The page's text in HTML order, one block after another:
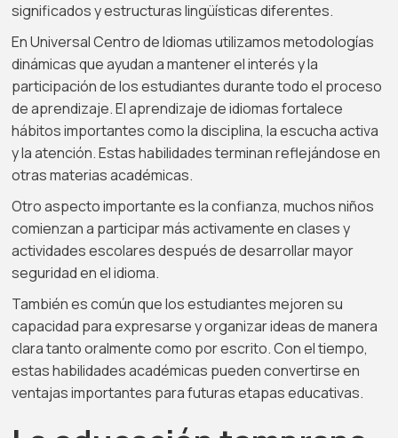
significados y estructuras lingüísticas diferentes.
En Universal Centro de Idiomas utilizamos metodologías
dinámicas que ayudan a mantener el interés y la
participación de los estudiantes durante todo el proceso
de aprendizaje. El aprendizaje de idiomas fortalece
hábitos importantes como la disciplina, la escucha activa
y la atención. Estas habilidades terminan reflejándose en
otras materias académicas.
Otro aspecto importante es la confianza, muchos niños
comienzan a participar más activamente en clases y
actividades escolares después de desarrollar mayor
seguridad en el idioma.
También es común que los estudiantes mejoren su
capacidad para expresarse y organizar ideas de manera
clara tanto oralmente como por escrito. Con el tiempo,
estas habilidades académicas pueden convertirse en
ventajas importantes para futuras etapas educativas.